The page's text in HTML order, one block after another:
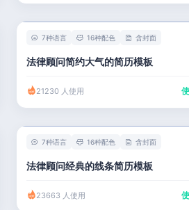
7种语言 16种配色 含封面
法律顾问简约大气的简历模板
21230 人使用
7种语言 16种配色 含封面
法律顾问经典的线条简历模板
23663 人使用